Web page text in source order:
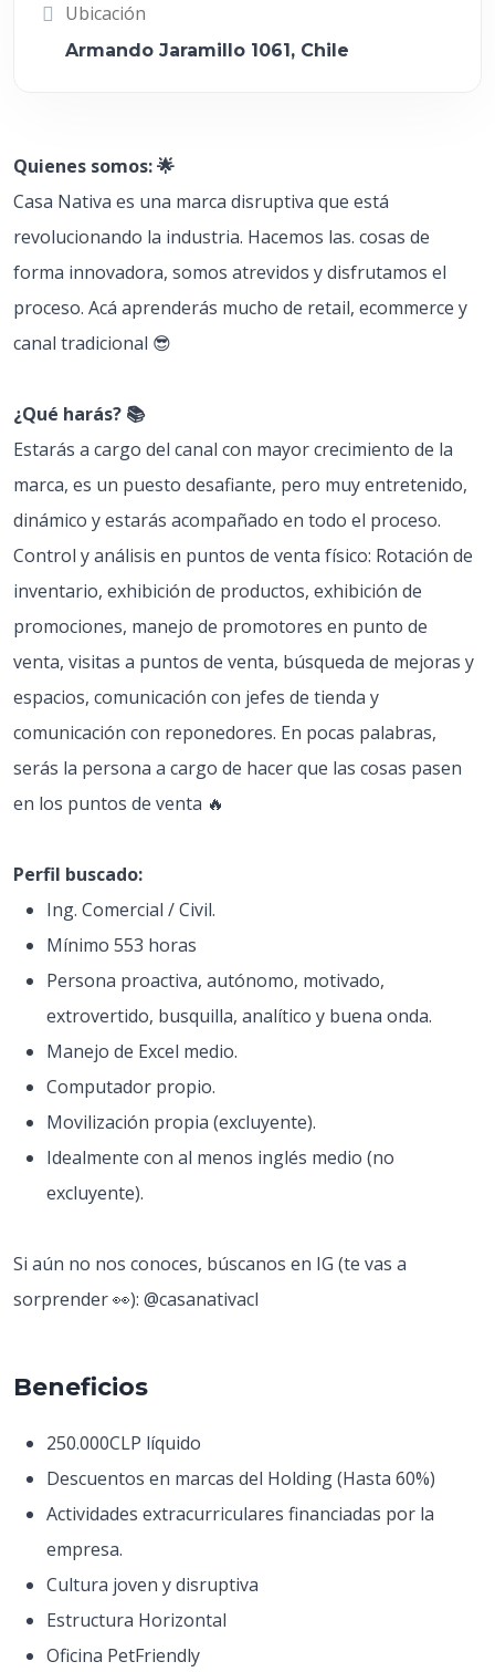
Ubicación
Armando Jaramillo 1061, Chile
Quienes somos: 🌟
Casa Nativa es una marca disruptiva que está
revolucionando la industria. Hacemos las. cosas de
forma innovadora, somos atrevidos y disfrutamos el
proceso. Acá aprenderás mucho de retail, ecommerce y
canal tradicional 😎
¿Qué harás? 📚
Estarás a cargo del canal con mayor crecimiento de la
marca, es un puesto desafiante, pero muy entretenido,
dinámico y estarás acompañado en todo el proceso.
Control y análisis en puntos de venta físico: Rotación de
inventario, exhibición de productos, exhibición de
promociones, manejo de promotores en punto de
venta, visitas a puntos de venta, búsqueda de mejoras y
espacios, comunicación con jefes de tienda y
comunicación con reponedores. En pocas palabras,
serás la persona a cargo de hacer que las cosas pasen
en los puntos de venta 🔥
Perfil buscado:
Ing. Comercial / Civil.
Mínimo 553 horas
Persona proactiva, autónomo, motivado,
extrovertido, busquilla, analítico y buena onda.
Manejo de Excel medio.
Computador propio.
Movilización propia (excluyente).
Idealmente con al menos inglés medio (no
excluyente).
Si aún no nos conoces, búscanos en IG (te vas a
sorprender 👀): @casanativacl
Beneficios
250.000CLP líquido
Descuentos en marcas del Holding (Hasta 60%)
Actividades extracurriculares financiadas por la
empresa.
Cultura joven y disruptiva
Estructura Horizontal
Oficina PetFriendly